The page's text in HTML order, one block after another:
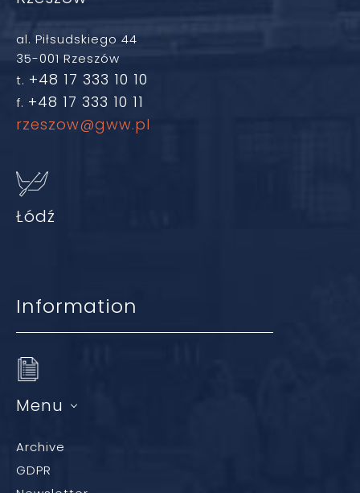
al. Piłsudskiego 44
35-001 Rzeszów
t. +48 17 333 10 10
f. +48 17 333 10 11
rzeszow@gww.pl
Łódź
Information
Menu
Archive
GDPR